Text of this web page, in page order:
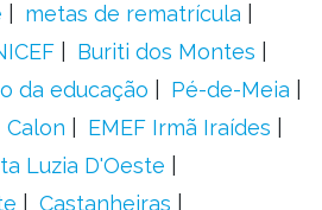
metas de rematrícula
Buriti dos Montes
da educação
Pé-de-Meia
Calon
EMEF Irmã Iraídes
Luzia D'Oeste
Castanheiras